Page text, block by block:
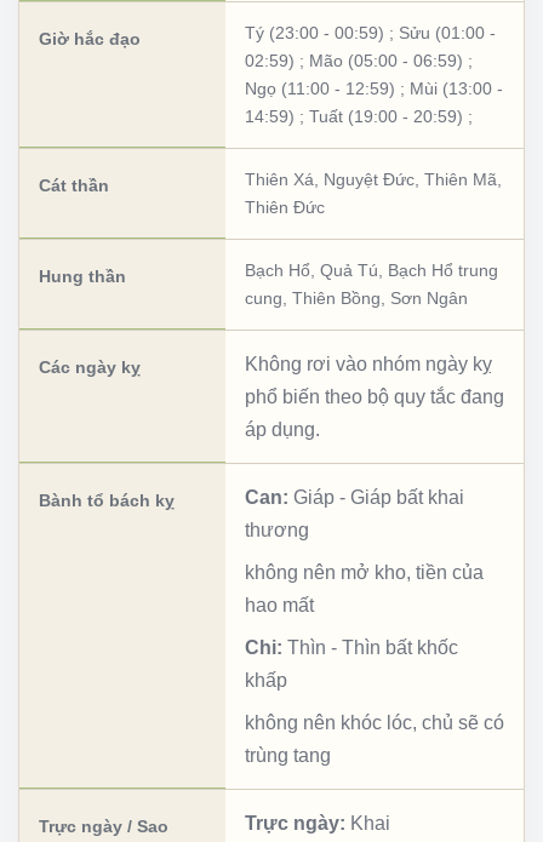
Giờ hắc đạo Tý (23:00 - 00:59) ; Sửu (01:00 -
02:59) ; Mão (05:00 - 06:59) ;
Ngọ (11:00 - 12:59) ; Mùi (13:00 -
14:59) ; Tuất (19:00 - 20:59) ;
Cát thần Thiên Xá Nguyệt Đức Thiên Mã
Thiên Đức
Hung thần Bạch Hổ Quả Tú
Bạch Hổ trung
cung Thiên Bồng Sơn Ngân
Các ngày kỵ
Không rơi vào nhóm ngày kỵ
phổ biến theo bộ quy tắc đang
áp dụng.
Bành tổ bách kỵ Can: Giáp - Giáp bất khai
thương
không nên mở kho, tiền của
hao mất
Chi: Thìn - Thìn bất khốc
khấp
không nên khóc lóc, chủ sẽ có
trùng tang
Trực ngày / Sao Trực ngày: Khai